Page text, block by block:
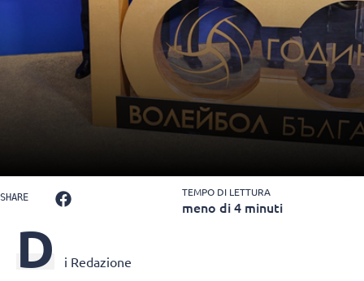
SHARE TEMPO DI LETTURA
meno di 4 minuti
D i Redazione